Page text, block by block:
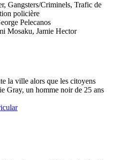
Gangsters/Criminels, Trafic de
policière
Pelecanos
Mosaku, Jamie Hector
la ville alors que les citoyens
Gray, un homme noir de 25 ans